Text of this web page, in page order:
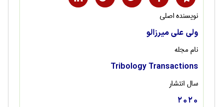
نویسنده اصلی
ولی علی میرزالو
نام مجله
Tribology Transactions
سال انتشار
2020